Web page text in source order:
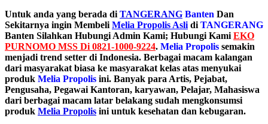
Untuk anda yang berada di TANGERANG Banten Dan
Sekitarnya ingin Membeli Melia Propolis Asli di TANGERANG
Banten Silahkan Hubungi Admin Kami; Hubungi Kami EKO
PURNOMO MSS Di 0821-1000-9224. Melia Propolis semakin
menjadi trend setter di Indonesia. Berbagai macam kalangan
dari masyarakat biasa ke masyarakat kelas atas menyukai
produk Melia Propolis ini. Banyak para Artis, Pejabat,
Pengusaha, Pegawai Kantoran, karyawan, Pelajar, Mahasiswa
dari berbagai macam latar belakang sudah mengkonsumsi
produk Melia Propolis ini untuk kesehatan dan kebugaran.